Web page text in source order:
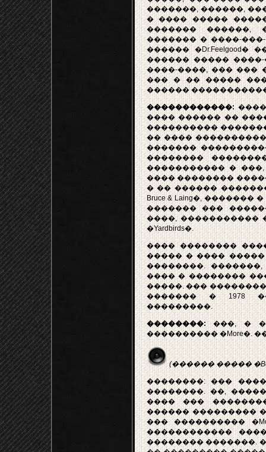
�������, ������,
� ���� �����
������� ������,
������� � ����-
������
������ �����
����-����, ��� ���
��� � �� �����
������
������������:
���� ������ ��
����������
�� ����
�������
��������
����������� �
���� �������� �����
� �� ������
Bruce & Laing�,
������� ���
����, �����������
�Yardbirds�.
���� ��������
����� � ����
��������.
���� � ��������
�����. ���
������� � 1978
���������.
��������:���, �
���������� �More�.
(������ �����
��������: ��� ����
��������. ��,
���� ���
������ ���������
��� ����������
������������
�������� �������.